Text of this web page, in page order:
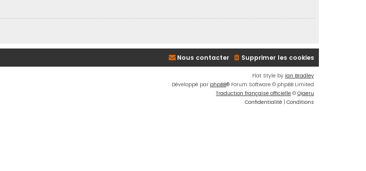
Supprimer les cookies
Nous contacter
Flat Style by Ian Bradley
Développé par phpBB® Forum Software © phpBB Limited
Traduction française officielle © Qiaeru
Confidentialité | Conditions